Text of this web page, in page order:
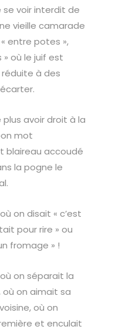
voir interdit de
vieille camarade
entre potes »,
où le juif est
à des
avoir droit à la
mot
blaireau accoudé
la pogne le
on disait « c’est
pour rire » ou
fromage » !
on séparait la
on aimait sa
où on
et enculait